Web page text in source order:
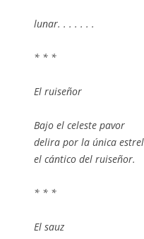
lunar. . . . . . .
* * *
El ruiseñor
Bajo el celeste pavor
delira por la única
el cántico del ruiseñor.
* * *
El sauz